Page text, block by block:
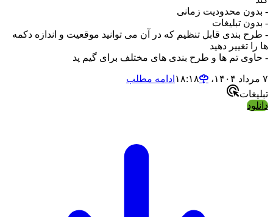
- بدون محدودیت زمانی
- بدون تبلیغات
- طرح بندی قابل تنظیم که در آن می توانید موقعیت و اندازه دکمه
ها را تغییر دهید
- حاوی تم ها و طرح بندی های مختلف برای گیم پد
۷ مرداد ۱۴۰۴،‏ ۱۸:۱۸
ادامه مطلب
تبلیغات
دانلود